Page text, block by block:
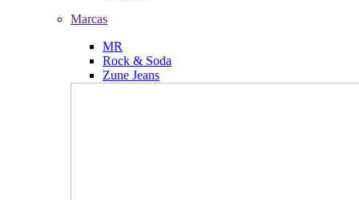
Marcas
MR
Rock & Soda
Zune Jeans